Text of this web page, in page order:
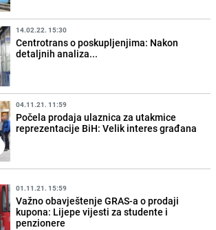
14.02.22. 15:30
Centrotrans o poskupljenjima: Nakon
detaljnih analiza...
04.11.21. 11:59
Počela prodaja ulaznica za utakmice
reprezentacije BiH: Velik interes građana
01.11.21. 15:59
Važno obavještenje GRAS-a o prodaji
kupona: Lijepe vijesti za studente i
penzionere